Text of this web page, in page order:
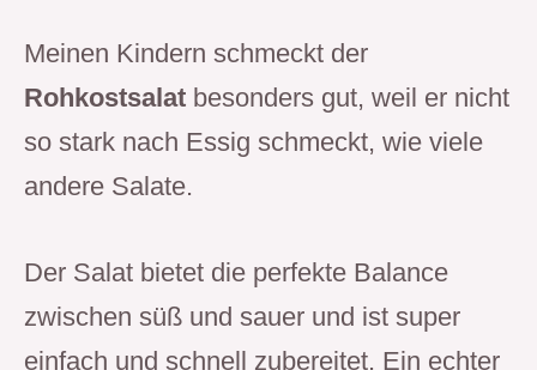
Meinen Kindern schmeckt der
Rohkostsalat besonders gut, weil er nicht
so stark nach Essig schmeckt, wie viele
andere Salate.
Der Salat bietet die perfekte Balance
zwischen süß und sauer und ist super
einfach und schnell zubereitet. Ein echter